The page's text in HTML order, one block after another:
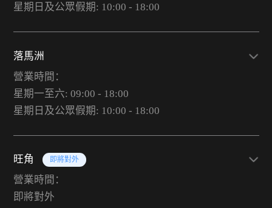
星期日及公眾假期: 10:00 - 18:00
落馬洲
營業時間：
星期一至六: 09:00 - 18:00
星期日及公眾假期: 10:00 - 18:00
旺角 即將對外
營業時間：
即將對外